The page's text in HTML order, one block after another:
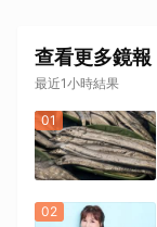
查看更多鏡報
最近1小時結果
01
02